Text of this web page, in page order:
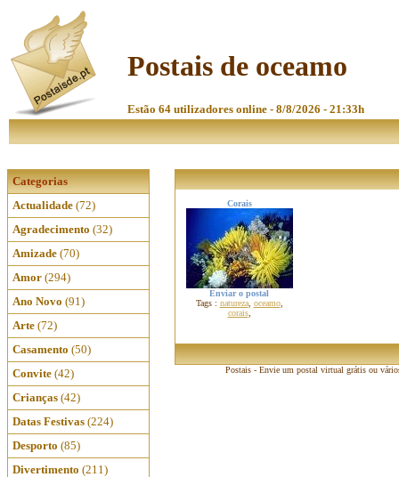
Postais de oceamo
Estão 64 utilizadores online - 8/8/2026 - 21:33h
Categorias
Actualidade (72)
Agradecimento (32)
Amizade (70)
Amor (294)
Ano Novo (91)
Arte (72)
Casamento (50)
Convite (42)
Crianças (42)
Datas Festivas (224)
Desporto (85)
Divertimento (211)
Corais
Enviar o postal
Tags : natureza, oceamo,
corais,
Postais - Envie um postal virtual grátis ou